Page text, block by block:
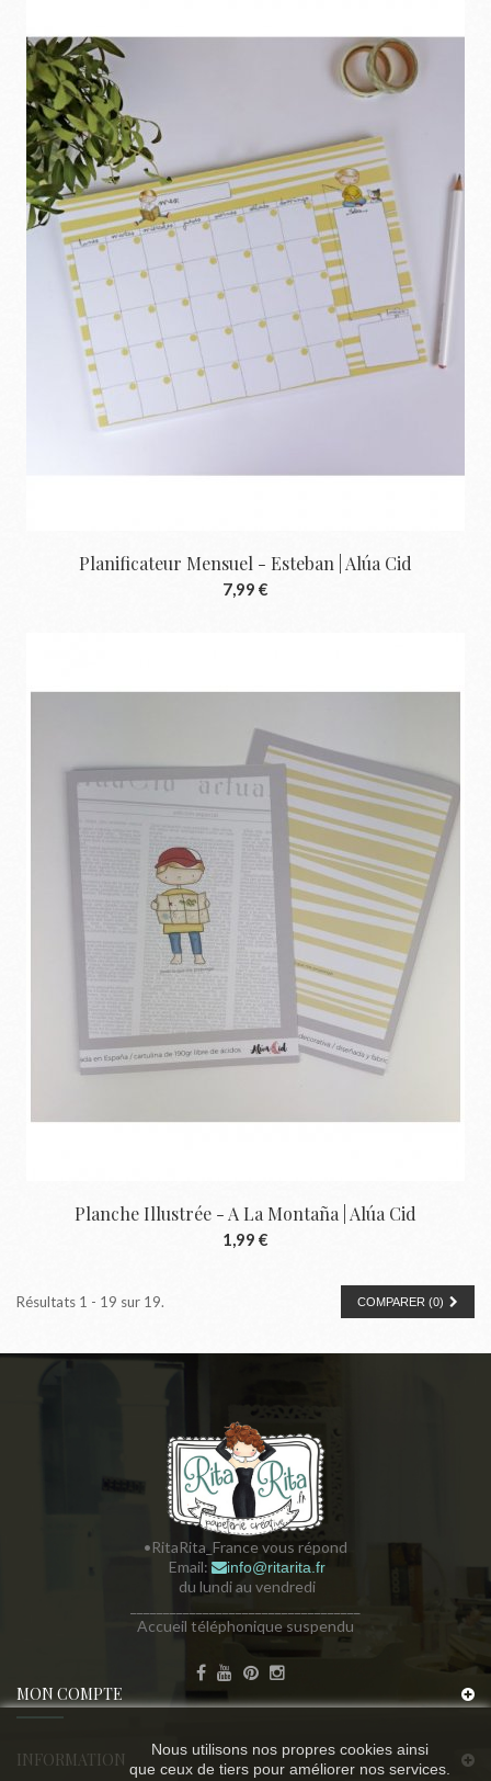
Nous utilisons nos propres cookies ainsi
que ceux de tiers pour améliorer nos services.
Planificateur Mensuel - Esteban | Alúa Cid
7,99 €
Planche Illustrée - A La Montaña | Alúa Cid
1,99 €
COMPARER (0)
Résultats 1 - 19 sur 19.
•RitaRita_France vous répond
Email:
info@ritarita.fr
du lundi au vendredi
Accueil téléphonique suspendu
MON COMPTE
INFORMATION